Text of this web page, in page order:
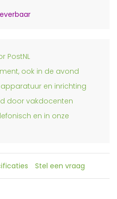
PostNL
ook in de avond
en inrichting
door vakdocenten
en in onze
Stel een vraag